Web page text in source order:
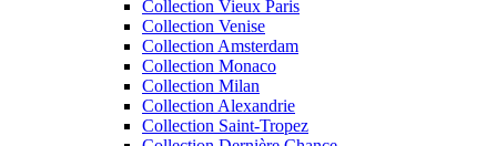
Collection Vieux Paris
Collection Venise
Collection Amsterdam
Collection Monaco
Collection Milan
Collection Alexandrie
Collection Saint-Tropez